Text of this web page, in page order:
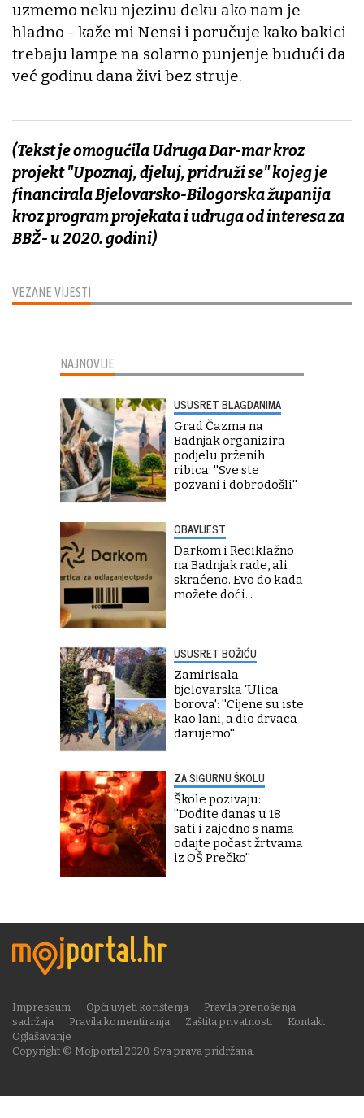
VEZANE VIJESTI
uzmemo neku njezinu deku ako nam je
hladno - kaže mi Nensi i poručuje kako bakici
trebaju lampe na solarno punjenje budući da
već godinu dana živi bez struje.
(Tekst je omogućila Udruga Dar-mar kroz
projekt "Upoznaj, djeluj, pridruži se" kojeg je
financirala Bjelovarsko-Bilogorska županija
kroz program projekata i udruga od interesa za
BBŽ- u 2020. godini)
NAJNOVIJE
USUSRET BLAGDANIMA
Grad Čazma na
Badnjak organizira
podjelu prženih
ribica: ''Sve ste
pozvani i dobrodošli''
OBAVIJEST
Darkom i Reciklažno
na Badnjak rade, ali
skraćeno. Evo do kada
možete doći...
USUSRET BOŽIĆU
Zamirisala
bjelovarska 'Ulica
borova': ''Cijene su iste
kao lani, a dio drvaca
darujemo''
ZA SIGURNU ŠKOLU
Škole pozivaju:
''Dođite danas u 18
sati i zajedno s nama
odajte počast žrtvama
iz OŠ Prečko''
Copyright © Mojportal 2020. Sva prava pridržana.
Impressum Opći uvjeti korištenja
Pravila prenošenja
sadržaja
Pravila komentiranja Zaštita privatnosti
Kontakt
Oglašavanje